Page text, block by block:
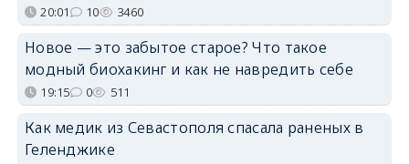
20:01 10 3460
Новое — это забытое старое? Что такое
модный биохакинг и как не навредить себе
19:15 0 511
Как медик из Севастополя спасала раненых в
Геленджике